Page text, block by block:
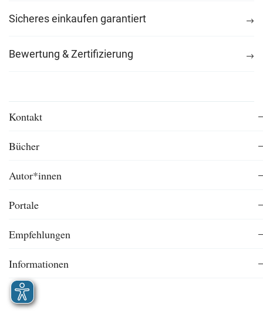
Sicheres einkaufen garantiert
Bewertung & Zertifizierung
Kontakt
Bücher
Autor*innen
Portale
Empfehlungen
Informationen